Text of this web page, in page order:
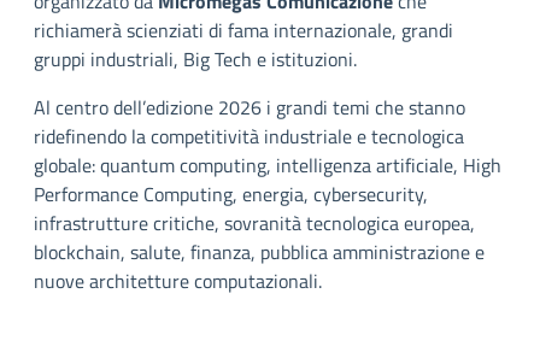
richiamerà scienziati di fama internazionale, grandi
gruppi industriali, Big Tech e istituzioni.
Al centro dell’edizione 2026 i grandi temi che stanno
ridefinendo la competitività industriale e tecnologica
globale: quantum computing, intelligenza artificiale, High
Performance Computing, energia, cybersecurity,
infrastrutture critiche, sovranità tecnologica europea,
blockchain, salute, finanza, pubblica amministrazione e
nuove architetture computazionali.